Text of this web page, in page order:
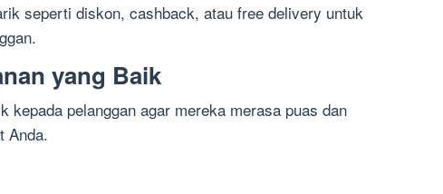
seperti diskon, cashback, atau free delivery untuk
yang Baik
kepada pelanggan agar mereka merasa puas dan
Anda.